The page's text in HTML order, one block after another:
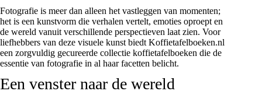
Fotografie is meer dan alleen het vastleggen van momenten;
het is een kunstvorm die verhalen vertelt, emoties oproept en
de wereld vanuit verschillende perspectieven laat zien. Voor
liefhebbers van deze visuele kunst biedt Koffietafelboeken.nl
een zorgvuldig gecureerde collectie koffietafelboeken die de
essentie van fotografie in al haar facetten belicht.
Een venster naar de wereld